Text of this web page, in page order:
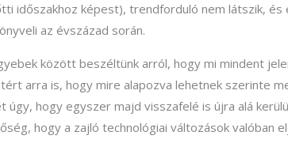
időszakhoz képest), trendforduló nem látszik,
az évszázad során.
között beszéltünk arról, hogy mi mindent
arra is, hogy mire alapozva lehetnek szerinte
hogy egyszer majd visszafelé is újra alá
hogy a zajló technológiai változások valóban